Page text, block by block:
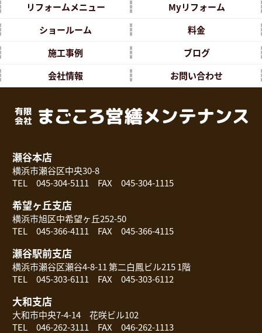
リフォームメニュー
Myリフォーム
ショールーム
料金
施工事例
ブログ
会社情報
お問い合わせ
瀬谷本店
横浜市瀬谷区中央30-8
TEL 045-304-5111 FAX 045-304-1115
希望ヶ丘支店
横浜市旭区中希望ヶ丘252-50
TEL 045-366-4111 FAX 045-366-4115
瀬谷駅前支店
横浜市瀬谷区瀬谷4-8-11 第二白鳳ビル215 1階
TEL 045-303-6111 FAX 045-303-6112
大和支店
大和市中央7-4-14 花咲ビル102
TEL 046-262-3111 FAX 046-262-1113